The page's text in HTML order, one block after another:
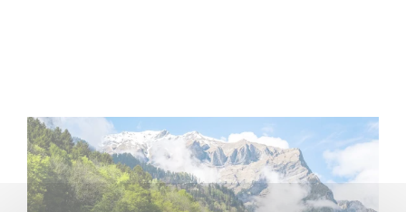
Die Film- und Medienstiftung NRW fördert HEIDI